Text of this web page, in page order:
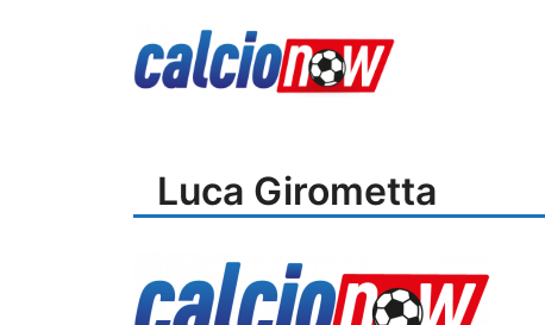
Luca Girometta